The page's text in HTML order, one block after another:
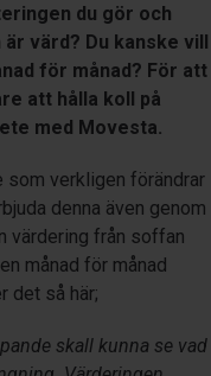
du gör och
värd? Du kanske vill
för månad? För att
att hålla koll på
med Movesta.
som verkligen förändrar
denna även genom
värdering från soffan
månad för månad
det så här;
skall kunna se vad